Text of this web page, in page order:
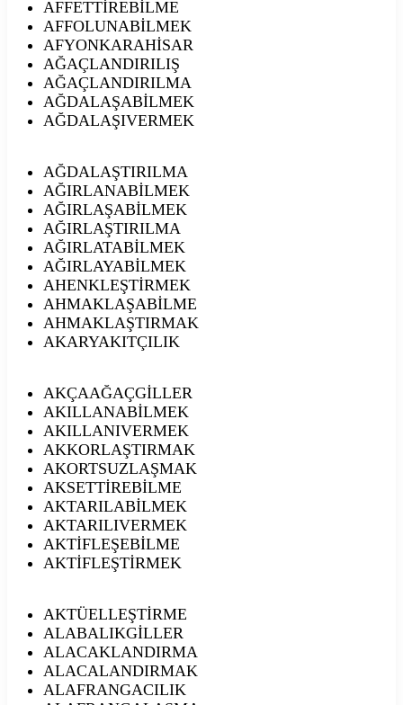
AFFETTİREBİLME
AFFOLUNABİLMEK
AFYONKARAHİSAR
AĞAÇLANDIRILIŞ
AĞAÇLANDIRILMA
AĞDALAŞABİLMEK
AĞDALAŞIVERMEK
AĞDALAŞTIRILMA
AĞIRLANABİLMEK
AĞIRLAŞABİLMEK
AĞIRLAŞTIRILMA
AĞIRLATABİLMEK
AĞIRLAYABİLMEK
AHENKLEŞTİRMEK
AHMAKLAŞABİLME
AHMAKLAŞTIRMAK
AKARYAKITÇILIK
AKÇAAĞAÇGİLLER
AKILLANABİLMEK
AKILLANIVERMEK
AKKORLAŞTIRMAK
AKORTSUZLAŞMAK
AKSETTİREBİLME
AKTARILABİLMEK
AKTARILIVERMEK
AKTİFLEŞEBİLME
AKTİFLEŞTİRMEK
AKTÜELLEŞTİRME
ALABALIKGİLLER
ALACAKLANDIRMA
ALACALANDIRMAK
ALAFRANGACILIK